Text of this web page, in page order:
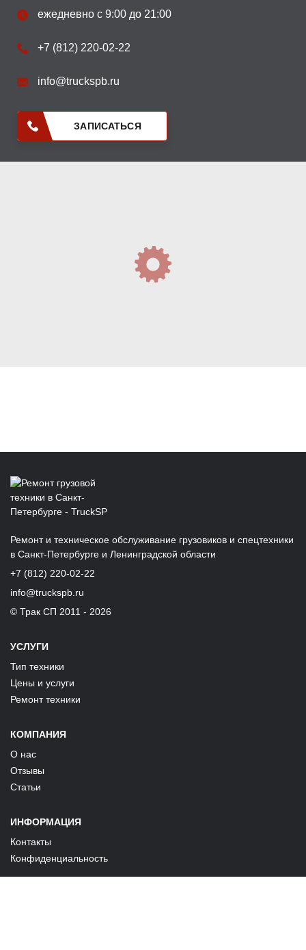
ежедневно с 9:00 до 21:00
+7 (812) 220-02-22
info@truckspb.ru
ЗАПИСАТЬСЯ
Ремонт и техническое обслуживание грузовиков и спецтехники
в Санкт‑Петербурге и Ленинградской области
+7 (812) 220-02-22
info@truckspb.ru
© Трак СП 2011 - 2026
УСЛУГИ
Тип техники
Цены и услуги
Ремонт техники
КОМПАНИЯ
О нас
Отзывы
Статьи
ИНФОРМАЦИЯ
Контакты
Конфиденциальность